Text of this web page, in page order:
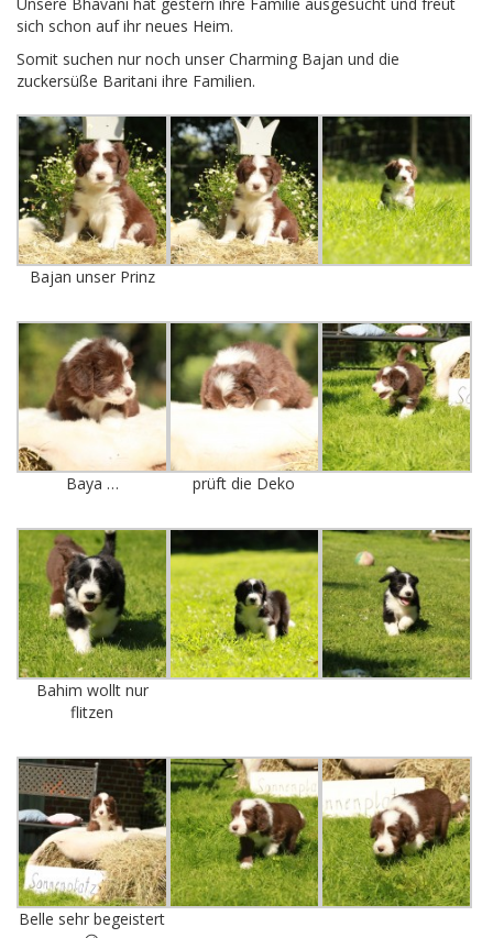
sich schon auf ihr neues Heim.
Somit suchen nur noch unser Charming Bajan und die
zuckersüße Baritani ihre Familien.
Bajan unser Prinz
Baya … prüft die Deko
Bahim wollt nur
flitzen
Belle sehr begeistert